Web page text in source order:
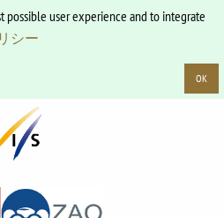
possible user experience and to integrate
シー
OK